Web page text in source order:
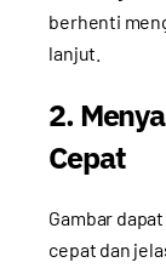
berhenti
lanjut.
2.
Cepat
Gambar
cepat dan